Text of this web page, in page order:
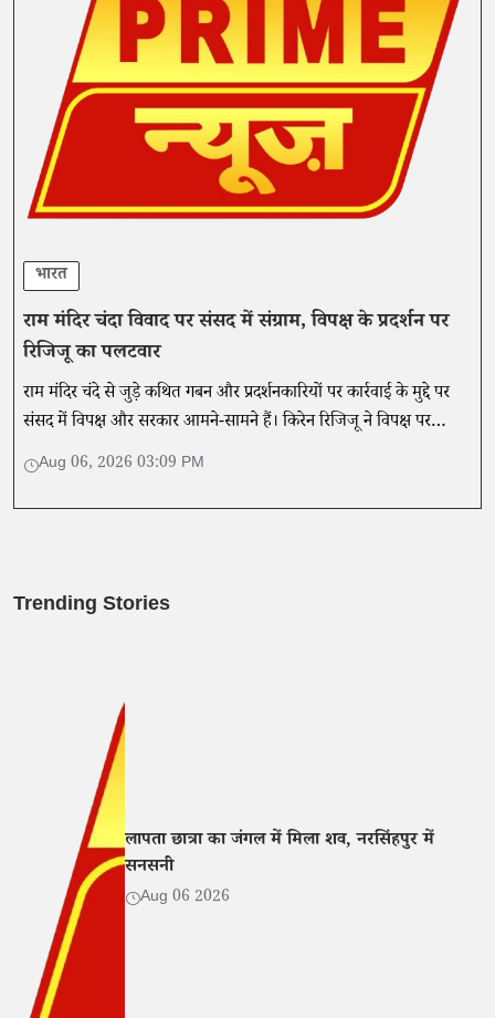
भारत
राम मंदिर चंदा विवाद पर संसद में संग्राम, विपक्ष के प्रदर्शन पर
रिजिजू का पलटवार
राम मंदिर चंदे से जुड़े कथित गबन और प्रदर्शनकारियों पर कार्रवाई के मुद्दे पर
संसद में विपक्ष और सरकार आमने-सामने हैं। किरेन रिजिजू ने विपक्ष पर
भगवान राम विरोधी रुख अपनाने का आरोप लगाया।
Aug 06, 2026 03:09 PM
Trending Stories
लापता छात्रा का जंगल में मिला शव, नरसिंहपुर में
सनसनी
Aug 06 2026